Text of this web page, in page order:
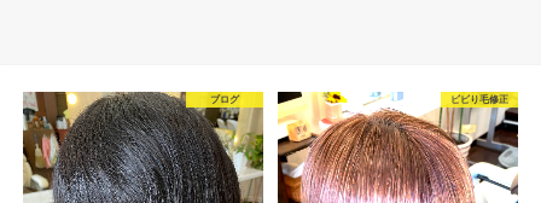
ブログ ビビり毛修正